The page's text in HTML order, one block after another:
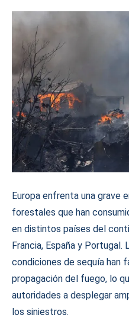
Europa enfrenta una grave
forestales que han
en distintos países del
Francia, España y
condiciones de sequía han
propagación del fuego, lo
autoridades a desplegar
los siniestros.